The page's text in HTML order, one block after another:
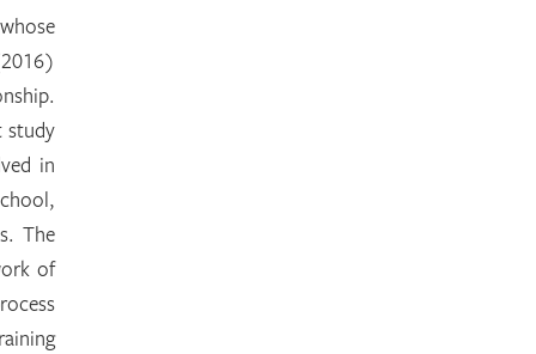
study
in
The
of